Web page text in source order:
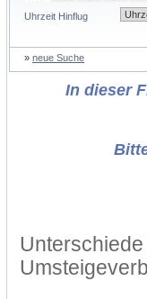
Uhrzeit Hinflug
» neue Suche
In dieser